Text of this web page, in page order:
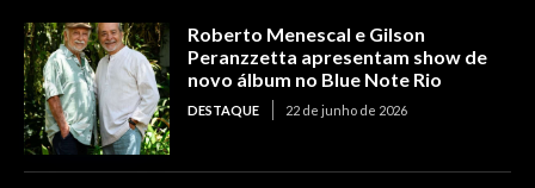
Roberto Menescal e Gilson
Peranzzetta apresentam show de
novo álbum no Blue Note Rio
DESTAQUE 22 de junho de 2026